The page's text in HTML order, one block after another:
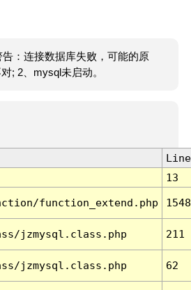
：连接数据库失败，可能的原
; 2、mysql未启动。
Line
13
function_extend.php 1548
jzmysql.class.php 211
jzmysql.class.php 62